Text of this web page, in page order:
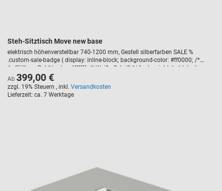
Steh-Sitztisch Move new base
elektrisch höhenverstellbar 740-1200 mm, Gestell silberfarben SALE %
.custom-sale-badge { display: inline-block; background-color: #ff0000; /*
Auffälliges Rot */ color: #ffffff; /* Weiße Schrift */ font-weight: bold; text-
transform: uppercase; padding: 5px 10px; border-radius: 3px; font-size: 14px;
margin-bottom: 10px; letter-spacing: 1px; }
Ab 399,00 €
zzgl. 19% Steuern , inkl. Versandkosten
Lieferzeit ca. 7 Werktage